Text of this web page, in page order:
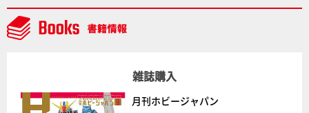
雑誌購入
月刊ホビージャパン